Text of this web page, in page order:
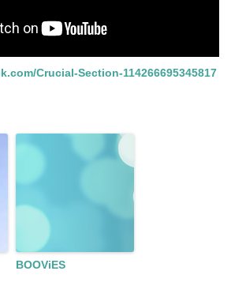
Crucial-Section-114266695345817
BOOViES